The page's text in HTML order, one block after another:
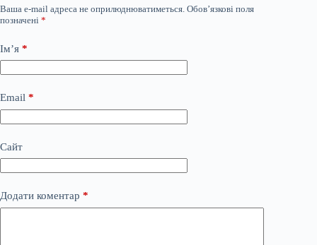
Ваша e-mail адреса не оприлюднюватиметься. Обов’язкові поля
позначені *
Ім’я *
Email *
Сайт
Додати коментар *